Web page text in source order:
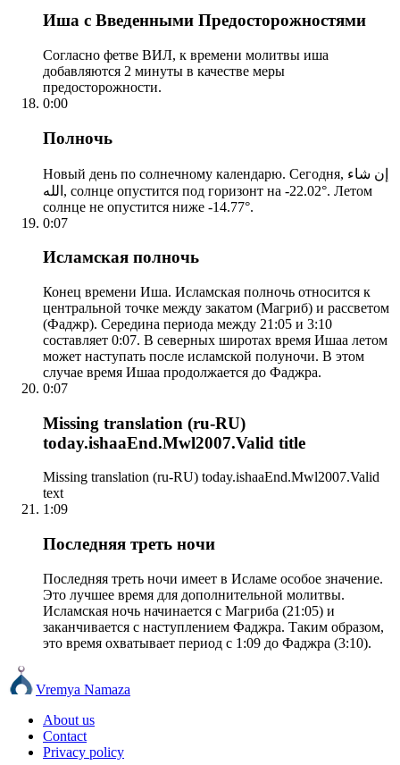
Иша с Введенными Предосторожностями
Согласно фетве ВИЛ, к времени молитвы иша
добавляются 2 минуты в качестве меры
предосторожности.
0:00
Полночь
Новый день по солнечному календарю. Сегодня, إن شاء
الله, солнце опустится под горизонт на -22.02°. Летом
солнце не опустится ниже -14.77°.
0:07
Исламская полночь
Конец времени Иша. Исламская полночь относится к
центральной точке между закатом (Магриб) и рассветом
(Фаджр). Середина периода между 21:05 и 3:10
составляет 0:07. В северных широтах время Ишаа летом
может наступать после исламской полуночи. В этом
случае время Ишаа продолжается до Фаджра.
0:07
Missing translation (ru-RU)
today.ishaaEnd.Mwl2007.Valid title
Missing translation (ru-RU) today.ishaaEnd.Mwl2007.Valid
text
1:09
Последняя треть ночи
Последняя треть ночи имеет в Исламе особое значение.
Это лучшее время для дополнительной молитвы.
Исламская ночь начинается с Магриба (21:05) и
заканчивается с наступлением Фаджра. Таким образом,
это время охватывает период с 1:09 до Фаджра (3:10).
Vremya Namaza
About us
Contact
Privacy policy